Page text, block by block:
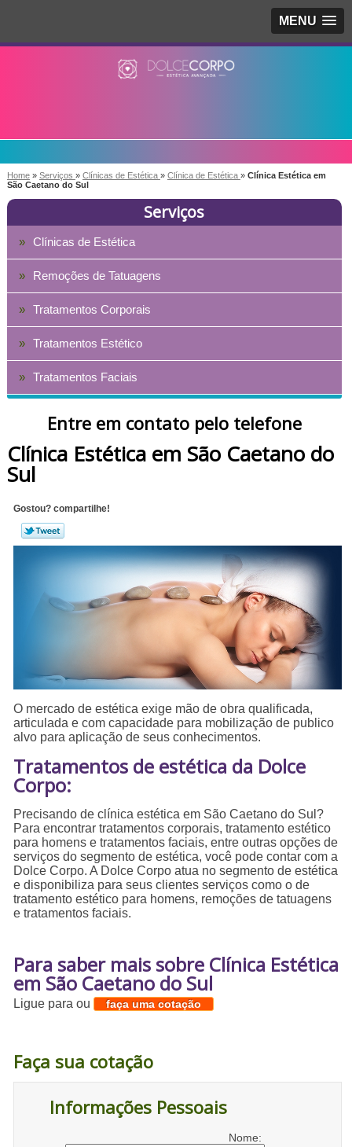
MENU
Home » Serviços » Clínicas de Estética » Clínica de Estética » Clínica Estética em
São Caetano do Sul
Serviços
Clínicas de Estética
Remoções de Tatuagens
Tratamentos Corporais
Tratamentos Estético
Tratamentos Faciais
Entre em contato pelo telefone
Clínica Estética em São Caetano do
Sul
Gostou? compartilhe!
O mercado de estética exige mão de obra qualificada,
articulada e com capacidade para mobilização de publico
alvo para aplicação de seus conhecimentos.
Tratamentos de estética da Dolce
Corpo:
Precisando de clínica estética em São Caetano do Sul?
Para encontrar tratamentos corporais, tratamento estético
para homens e tratamentos faciais, entre outras opções de
serviços do segmento de estética, você pode contar com a
Dolce Corpo. A Dolce Corpo atua no segmento de estética
e disponibiliza para seus clientes serviços como o de
tratamento estético para homens, remoções de tatuagens
e tratamentos faciais.
Para saber mais sobre Clínica Estética
em São Caetano do Sul
Ligue paraou faça uma cotação
Faça sua cotação
Informações Pessoais
Nome: